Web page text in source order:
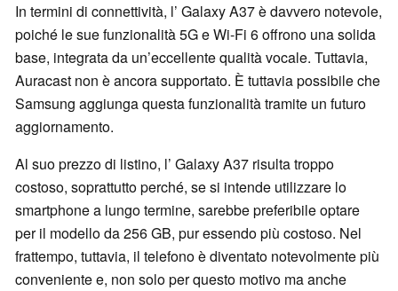
In termini di connettività, l’ Galaxy A37 è davvero notevole,
poiché le sue funzionalità 5G e Wi-Fi 6 offrono una solida
base, integrata da un’eccellente qualità vocale. Tuttavia,
Auracast non è ancora supportato. È tuttavia possibile che
Samsung aggiunga questa funzionalità tramite un futuro
aggiornamento.
Al suo prezzo di listino, l’ Galaxy A37 risulta troppo
costoso, soprattutto perché, se si intende utilizzare lo
smartphone a lungo termine, sarebbe preferibile optare
per il modello da 256 GB, pur essendo più costoso. Nel
frattempo, tuttavia, il telefono è diventato notevolmente più
conveniente e, non solo per questo motivo ma anche